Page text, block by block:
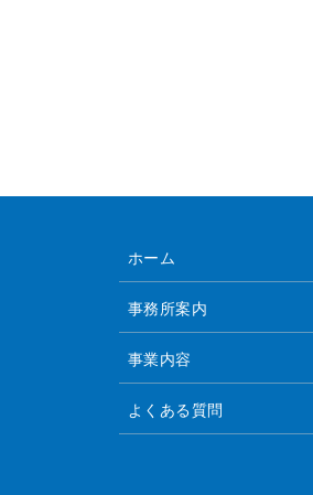
ホーム
事務所案内
事業内容
よくある質問